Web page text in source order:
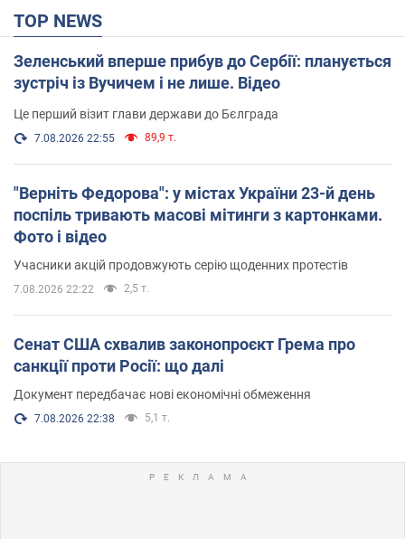
TOP NEWS
Зеленський вперше прибув до Сербії: планується
зустріч із Вучичем і не лише. Відео
Це перший візит глави держави до Бєлграда
7.08.2026 22:55 89,9 т.
"Верніть Федорова": у містах України 23-й день
поспіль тривають масові мітинги з картонками.
Фото і відео
Учасники акцій продовжують серію щоденних протестів
7.08.2026 22:22 2,5 т.
Сенат США схвалив законопроєкт Грема про
санкції проти Росії: що далі
Документ передбачає нові економічні обмеження
7.08.2026 22:38 5,1 т.